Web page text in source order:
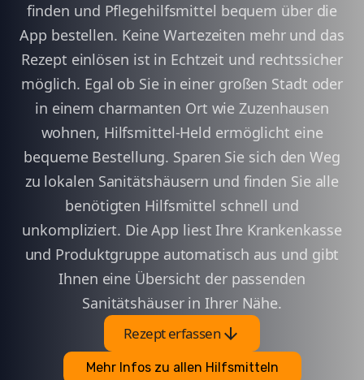
finden und Pflegehilfsmittel bequem über die
App bestellen. Keine Wartezeiten mehr und das
Rezept einlösen ist in Echtzeit und rechtssicher
möglich. Egal ob Sie in einer großen Stadt oder
in einem charmanten Ort wie Zuzenhausen
wohnen, Hilfsmittel-Held ermöglicht eine
bequeme Bestellung. Sparen Sie sich den Weg
zu lokalen Sanitätshäusern und finden Sie alle
benötigten Hilfsmittel schnell und
unkompliziert. Die App liest Ihre Krankenkasse
und Produktgruppe automatisch aus und gibt
Ihnen eine Übersicht der passenden
Sanitätshäuser in Ihrer Nähe.
Rezept erfassenarrow_downward
Mehr Infos zu allen Hilfsmitteln